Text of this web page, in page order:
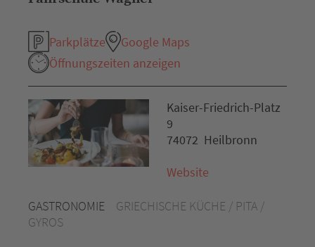
Parkplätze
Google Maps
Öffnungszeiten anzeigen
GASTRONOMIE
GRIECHISCHE KÜCHE / PITA /
GYROS
Kaiser-Friedrich-Platz
9
74072 Heilbronn
Website